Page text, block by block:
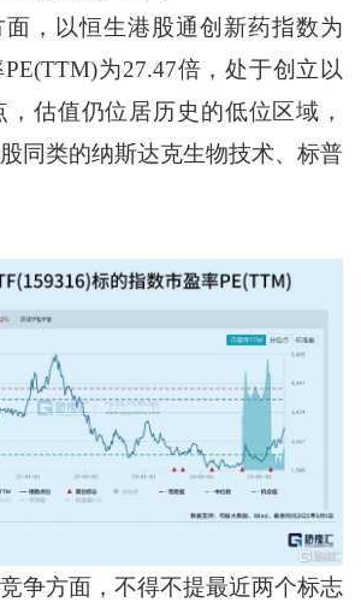
以恒生港股通创新药指数为
为27.47倍，处于创立以
，估值仍位居历史的低位区域，
同类的纳斯达克生物技术、标普
方面，不得不提最近两个标志